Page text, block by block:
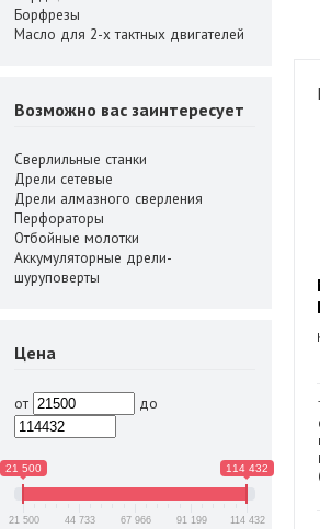
Борфрезы
Масло для 2-х тактных двигателей
Возможно вас заинтересует
Сверлильные станки
Дрели сетевые
Дрели алмазного сверления
Перфораторы
Отбойные молотки
Аккумуляторные дрели-
шуруповерты
Цена
от до
21 500 114 432
21 500 44 733 67 966 91 199 114 432